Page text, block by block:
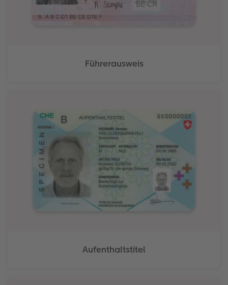
Führerausweis
Aufenthaltstitel